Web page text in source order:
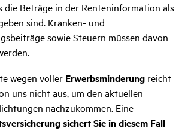
die Beträge in der Renteninformation als
sind. Kranken- und
sowie Steuern müssen davon
wegen voller Erwerbsminderung reicht
uns nicht aus, um den aktuellen
nachzukommen. Eine
sichert Sie in diesem Fall